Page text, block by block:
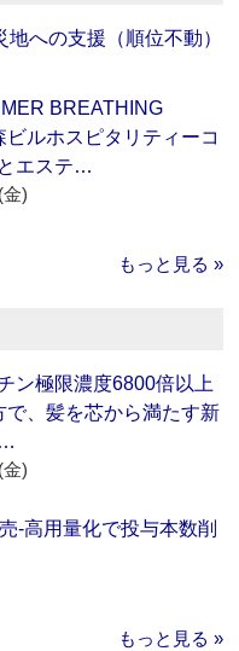
への支援（順位不動）
BREATHING
ビルホスピタリティーコ
エステ…
)
もっと見る »
ン極限濃度6800倍以上
で、髪を芯から満たす新
)
‐高用量化で投与本数削
もっと見る »